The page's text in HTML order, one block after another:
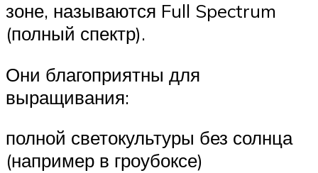
зоне, называются Full Spectrum
(полный спектр).
Они благоприятны для
выращивания:
полной светокультуры без солнца
(например в гроубоксе)